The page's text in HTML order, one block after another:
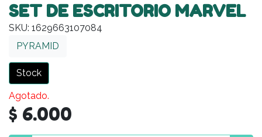
SET DE ESCRITORIO MARVEL
SKU: 1629663107084
PYRAMID
Stock
Agotado.
$ 6.000